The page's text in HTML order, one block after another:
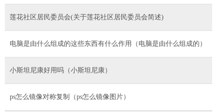
莲花社区居民委员会(关于莲花社区居民委员会简述)
电脑是由什么组成的这些东西有什么作用（电脑是由什么组成的）
小斯坦尼康好用吗（小斯坦尼康）
ps怎么镜像对称复制（ps怎么镜像图片）